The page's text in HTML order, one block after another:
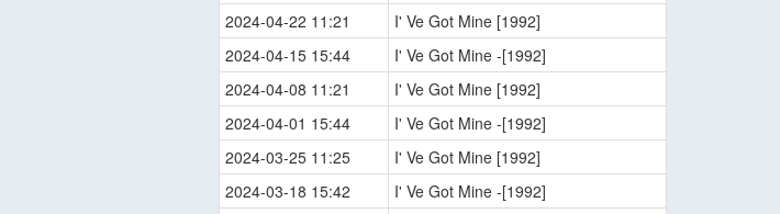
2024-04-22 11:21
I' Ve Got Mine [1992]
2024-04-15 15:44
I' Ve Got Mine -[1992]
2024-04-08 11:21
I' Ve Got Mine [1992]
2024-04-01 15:44
I' Ve Got Mine -[1992]
2024-03-25 11:25
I' Ve Got Mine [1992]
2024-03-18 15:42
I' Ve Got Mine -[1992]